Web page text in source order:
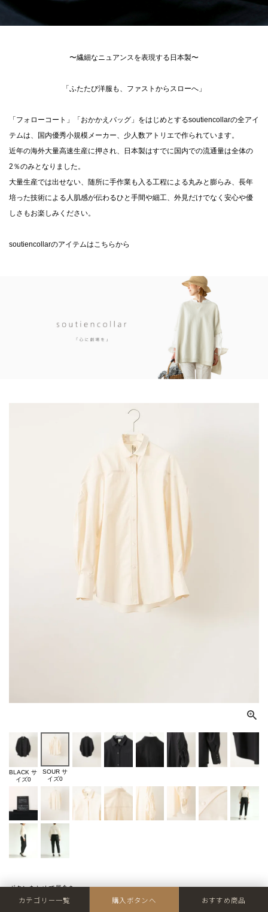
〜繊細なニュアンスを表現する日本製〜
「ふたたび洋服も、ファストからスローへ」
「フォローコート」「おかかえバッグ」をはじめとするsoutiencollarの全アイ
テムは、国内優秀小規模メーカー、少人数アトリエで作られています。
近年の海外大量高速生産に押され、日本製はすでに国内での流通量は全体の
2％のみとなりました。
大量生産では出せない、随所に手作業も入る工程による丸みと膨らみ、長年
培った技術による人肌感が伝わるひと手間や細工、外見だけでなく安心や優
しさもお楽しみください。
soutiencollarのアイテムはこちらから
BLACK サ
イズ0
SOUR サ
イズ0
ボタンをとめて昼食を
「カフェ ド シトロン」
カテゴリー一覧 購入ボタンへ おすすめ商品